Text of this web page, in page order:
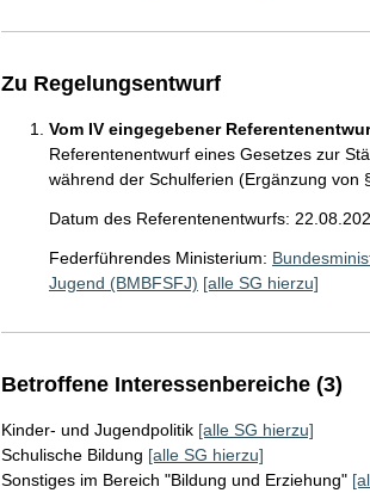
Zu Regelungsentwurf
Vom IV eingegebener
Referentenentwurf eines Gesetzes zur
während der Schulferien (Ergänzung von
Datum des Referentenentwurfs:
Federführendes Ministerium:
Jugend (BMBFSFJ) [alle SG hierzu]
Betroffene Interessenbereiche (3)
Kinder- und Jugendpolitik [alle SG hierzu]
Schulische Bildung [alle SG hierzu]
Sonstiges im Bereich "Bildung und Erziehung"